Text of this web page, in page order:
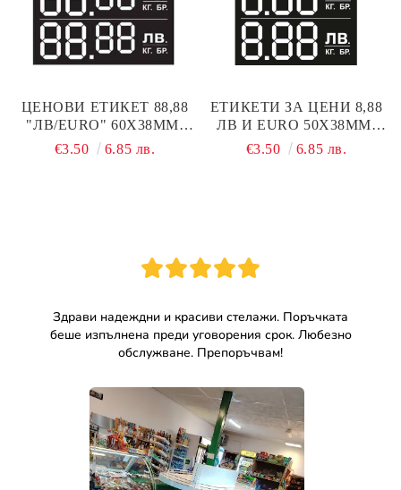
ЦЕНОВИ ЕТИКЕТ 88,88
"ЛВ/EURO" 60Х38ММ,
100 БР.
€3.50 6.85 лв.
ЕТИКЕТИ ЗА ЦЕНИ 8,88
ЛВ И EURO 50X38ММ,
100 БР.
€3.50 6.85 лв.